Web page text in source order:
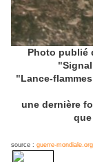
Photo publié
"Lance-
une dernière
source : guerre-mondiale.org